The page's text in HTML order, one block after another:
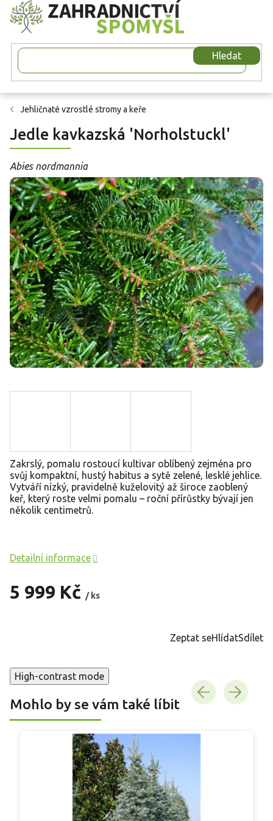
Přejít
na
obsah
Hledat
Jehličnaté vzrostlé stromy a keře
Jedle kavkazská 'Norholstuckl'
Abies nordmannia
5 999 Kč / ks
Zakrslý, pomalu rostoucí kultivar oblíbený zejména pro
svůj kompaktní, hustý habitus a sytě zelené, lesklé jehlice.
Vytváří nízký, pravidelně kuželovitý až široce zaoblený
keř, který roste velmi pomalu – roční přírůstky bývají jen
několik centimetrů.
Detailní informace
Zeptat seHlídatSdílet
High-contrast mode
Mohlo by se vám také líbit